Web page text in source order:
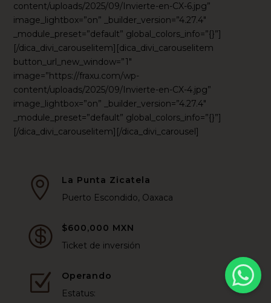
content/uploads/2025/09/Invierte-en-CX-6.jpg”
image_lightbox=”on” _builder_version=”4.27.4″
_module_preset=”default” global_colors_info=”{}”]
[/dica_divi_carouselitem][dica_divi_carouselitem
button_url_new_window=”1″
image=”https://fraxu.com/wp-
content/uploads/2025/09/Invierte-en-CX-4.jpg”
image_lightbox=”on” _builder_version=”4.27.4″
_module_preset=”default” global_colors_info=”{}”]
[/dica_divi_carouselitem][/dica_divi_carousel]

La Punta Zicatela
Puerto Escondido, Oaxaca

$600,000 MXN
Ticket de inversión
Z
Operando
Estatus: